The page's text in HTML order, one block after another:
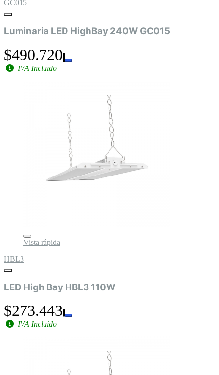
GC015
Luminaria LED HighBay 240W GC015
$490.720
IVA Incluido
Vista rápida
HBL3
LED High Bay HBL3 110W
$273.443
IVA Incluido